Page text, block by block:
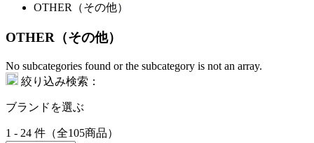
OTHER（その他）
OTHER（その他）
No subcategories found or the subcategory is not an array.
絞り込み検索：
ブランドを選ぶ
1 - 24 件（全105商品）